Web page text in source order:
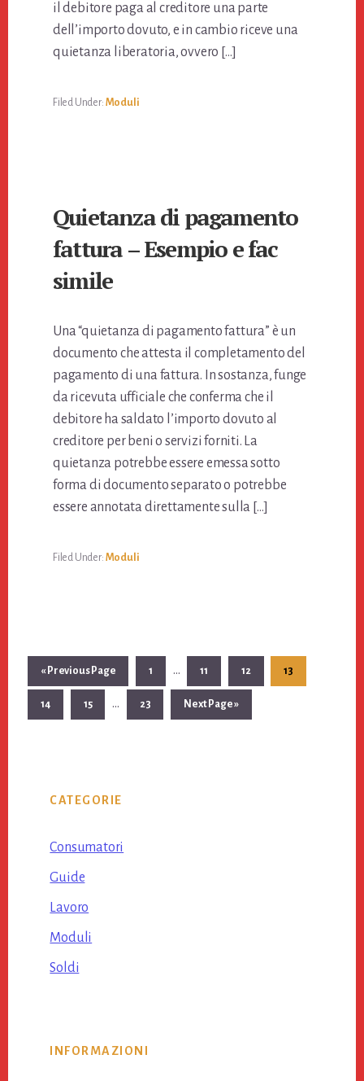
il debitore paga al creditore una parte
dell’importo dovuto, e in cambio riceve una
quietanza liberatoria, ovvero […]
Filed Under: Moduli
Quietanza di pagamento
fattura – Esempio e fac
simile
Una “quietanza di pagamento fattura” è un
documento che attesta il completamento del
pagamento di una fattura. In sostanza, funge
da ricevuta ufficiale che conferma che il
debitore ha saldato l’importo dovuto al
creditore per beni o servizi forniti. La
quietanza potrebbe essere emessa sotto
forma di documento separato o potrebbe
essere annotata direttamente sulla […]
Filed Under: Moduli
« Go
to
Previous Page Page
1
Interim
pages
omitted
… Page
11 Page
12 Page
13
Page
14 Page
15
Interim
pages
… Page
23
Go
to
Next Page »
Sidebar
CATEGORIE
Consumatori
Guide
Lavoro
Moduli
Soldi
INFORMAZIONI